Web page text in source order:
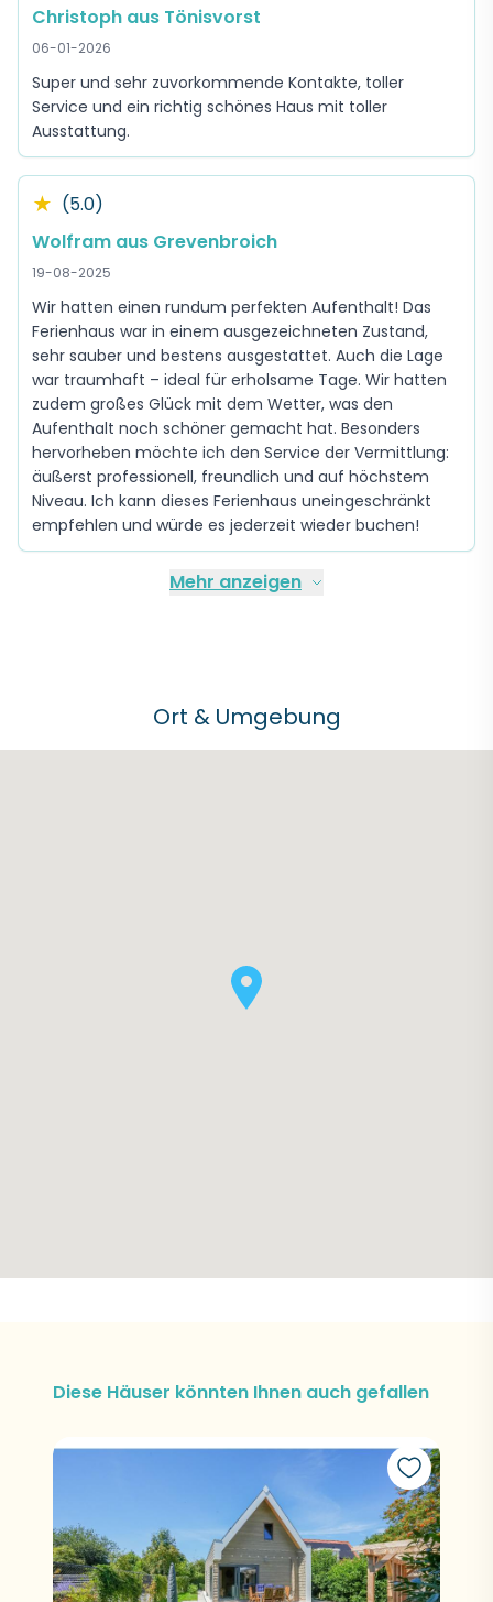
Christoph aus Tönisvorst
06-01-2026
Super und sehr zuvorkommende Kontakte, toller
Service und ein richtig schönes Haus mit toller
Ausstattung.
★ (5.0)
Wolfram aus Grevenbroich
19-08-2025
Wir hatten einen rundum perfekten Aufenthalt! Das
Ferienhaus war in einem ausgezeichneten Zustand,
sehr sauber und bestens ausgestattet. Auch die Lage
war traumhaft – ideal für erholsame Tage. Wir hatten
zudem großes Glück mit dem Wetter, was den
Aufenthalt noch schöner gemacht hat. Besonders
hervorheben möchte ich den Service der Vermittlung:
äußerst professionell, freundlich und auf höchstem
Niveau. Ich kann dieses Ferienhaus uneingeschränkt
empfehlen und würde es jederzeit wieder buchen!
Mehr anzeigen
Ort & Umgebung
Diese Häuser könnten Ihnen auch gefallen